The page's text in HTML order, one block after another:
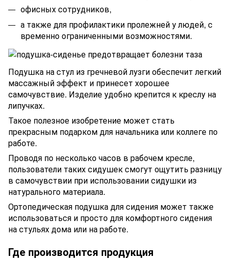
офисных сотрудников,
а также для профилактики пролежней у людей, с
временно ограниченными возможностями.
Подушка на стул из гречневой лузги обеспечит легкий
массажный эффект и принесет хорошее
самочувствие. Изделие удобно крепится к креслу на
липучках.
Такое полезное изобретение может стать
прекрасным подарком для начальника или коллеге по
работе.
Проводя по несколько часов в рабочем кресле,
пользователи таких сидушек смогут ощутить разницу
в самочувствии при использовании сидушки из
натурального материала.
Ортопедическая подушка для сидения может также
использоваться и просто для комфортного сидения
на стульях дома или на работе.
Где производится продукция